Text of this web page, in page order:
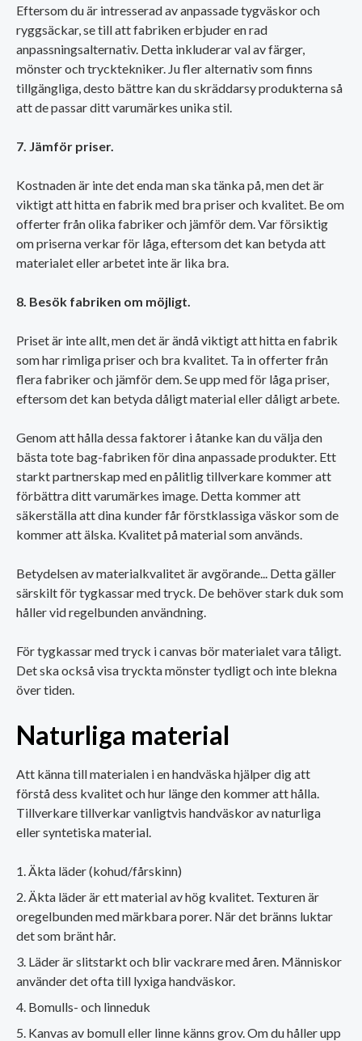
Eftersom du är intresserad av anpassade tygväskor och
ryggsäckar, se till att fabriken erbjuder en rad
anpassningsalternativ. Detta inkluderar val av färger,
mönster och trycktekniker. Ju fler alternativ som finns
tillgängliga, desto bättre kan du skräddarsy produkterna så
att de passar ditt varumärkes unika stil.
7. Jämför priser.
Kostnaden är inte det enda man ska tänka på, men det är
viktigt att hitta en fabrik med bra priser och kvalitet. Be om
offerter från olika fabriker och jämför dem. Var försiktig
om priserna verkar för låga, eftersom det kan betyda att
materialet eller arbetet inte är lika bra.
8. Besök fabriken om möjligt.
Priset är inte allt, men det är ändå viktigt att hitta en fabrik
som har rimliga priser och bra kvalitet. Ta in offerter från
flera fabriker och jämför dem. Se upp med för låga priser,
eftersom det kan betyda dåligt material eller dåligt arbete.
Genom att hålla dessa faktorer i åtanke kan du välja den
bästa tote bag-fabriken för dina anpassade produkter. Ett
starkt partnerskap med en pålitlig tillverkare kommer att
förbättra ditt varumärkes image. Detta kommer att
säkerställa att dina kunder får förstklassiga väskor som de
kommer att älska. Kvalitet på material som används.
Betydelsen av materialkvalitet är avgörande... Detta gäller
särskilt för tygkassar med tryck. De behöver stark duk som
håller vid regelbunden användning.
För tygkassar med tryck i canvas bör materialet vara tåligt.
Det ska också visa tryckta mönster tydligt och inte blekna
över tiden.
Naturliga material
Att känna till materialen i en handväska hjälper dig att
förstå dess kvalitet och hur länge den kommer att hålla.
Tillverkare tillverkar vanligtvis handväskor av naturliga
eller syntetiska material.
Äkta läder (kohud/fårskinn)
Äkta läder är ett material av hög kvalitet. Texturen är
oregelbunden med märkbara porer. När det bränns luktar
det som bränt hår.
Läder är slitstarkt och blir vackrare med åren. Människor
använder det ofta till lyxiga handväskor.
Bomulls- och linneduk
Kanvas av bomull eller linne känns grov. Om du håller upp